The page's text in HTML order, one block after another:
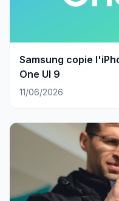
Samsung copie
One UI 9
11/06/2026